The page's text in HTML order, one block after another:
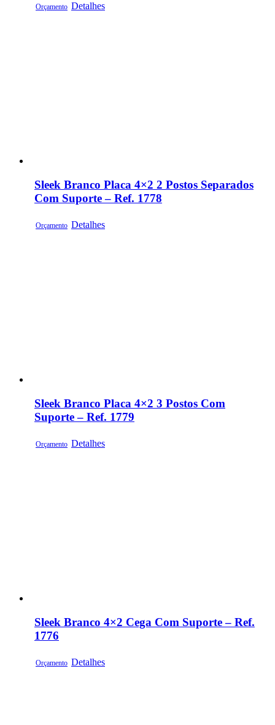
Orçamento Detalhes
Sleek Branco Placa 4×2 2 Postos Separados
Com Suporte – Ref. 1778
Orçamento Detalhes
Sleek Branco Placa 4×2 3 Postos Com
Suporte – Ref. 1779
Orçamento Detalhes
Sleek Branco 4×2 Cega Com Suporte – Ref.
1776
Orçamento Detalhes